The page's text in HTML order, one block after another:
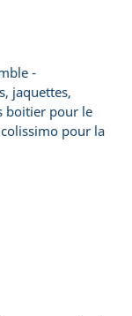
-
jaquettes,
boitier pour le
pour la